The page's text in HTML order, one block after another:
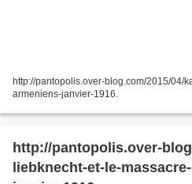
http://pantopolis.over-blog.com/2015/04/
armeniens-janvier-1916.
http://pantopolis.over-
liebknecht-et-le-